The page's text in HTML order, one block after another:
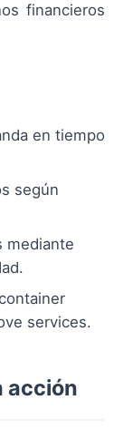
financieros
en tiempo
según
mediante
services.
acción